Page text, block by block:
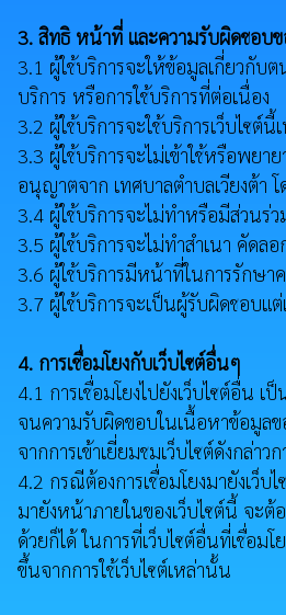
3. สิทธิ หน้าที่ และความรับผิดชอบข
3.1 ผู้ใช้บริการจะให้ข้อมูลเกี่ยวกับ
บริการ หรือการใช้บริการที่ต่อเนื่อง
3.2 ผู้ใช้บริการจะใช้บริการเว็บไซ
3.3 ผู้ใช้บริการจะไม่เข้าใช้หรือพยา
อนุญาตจาก เทศบาลตำบลเวียงต้า
3.4 ผู้ใช้บริการจะไม่ทำหรือมีส่วนร่ว
3.5 ผู้ใช้บริการจะไม่ทำสำเนา คัดล
3.6 ผู้ใช้บริการมีหน้าที่ในการรักษา
3.7 ผู้ใช้บริการจะเป็นผู้รับผิดชอบแ
4. การเชื่อมโยงกับเว็บไซต์อื่นๆ
4.1 การเชื่อมโยงไปยังเว็บไซต์อื่น
จนความรับผิดขอบในเนื้อหาข้อมูลข
จากการเข้าเยี่ยมชมเว็บไซต์ดังกล่าว
4.2 กรณีต้องการเชื่อมโยงมายังเว็บ
มายังหน้าภายในของเว็บไซต์นี้ จะต้
ด้วยก็ได้ ในการที่เว็บไซต์อื่นที่เชื่อม
ขึ้นจากการใช้เว็บไซต์เหล่านั้น